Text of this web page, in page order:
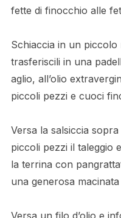
fette di finocchio alle
Schiaccia in un
trasferiscili in una
aglio, all’olio
piccoli pezzi e cuoci
Versa la salsiccia
piccoli pezzi il taleggio
la terrina con
una generosa
Versa un filo d’olio e